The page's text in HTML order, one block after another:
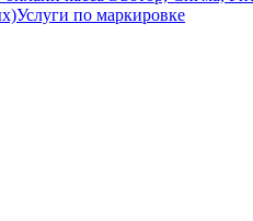
Услуги по маркировке